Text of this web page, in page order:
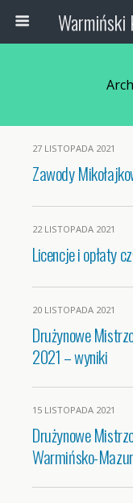
27 LISTOPADA 2021
Zawody
22 LISTOPADA 2021
Licencje i opłaty
20 LISTOPADA 2021
Drużynowe
2021 – wyniki
15 LISTOPADA 2021
Drużynowe
Warmińsko-